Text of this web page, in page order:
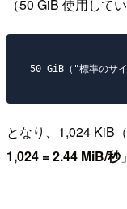
（50 GiB 使用して
となり、1,024 KiB
1,024 = 2.44 MiB/秒